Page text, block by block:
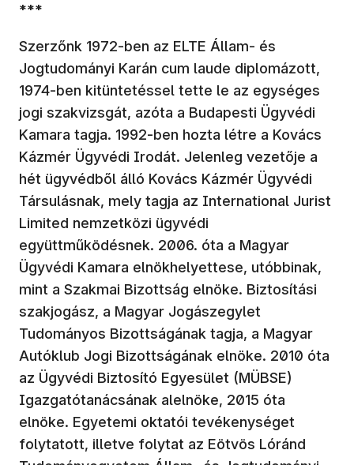
***
Szerzőnk 1972-ben az ELTE Állam- és
Jogtudományi Karán cum laude diplomázott,
1974-ben kitüntetéssel tette le az egységes
jogi szakvizsgát, azóta a Budapesti Ügyvédi
Kamara tagja. 1992-ben hozta létre a Kovács
Kázmér Ügyvédi Irodát. Jelenleg vezetője a
hét ügyvédből álló Kovács Kázmér Ügyvédi
Társulásnak, mely tagja az International Jurist
Limited nemzetközi ügyvédi
együttműködésnek. 2006. óta a Magyar
Ügyvédi Kamara elnökhelyettese, utóbbinak,
mint a Szakmai Bizottság elnöke. Biztosítási
szakjogász, a Magyar Jogászegylet
Tudományos Bizottságának tagja, a Magyar
Autóklub Jogi Bizottságának elnöke. 2010 óta
az Ügyvédi Biztosító Egyesület (MÜBSE)
Igazgatótanácsának alelnöke, 2015 óta
elnöke. Egyetemi oktatói tevékenységet
folytatott, illetve folytat az Eötvös Lóránd